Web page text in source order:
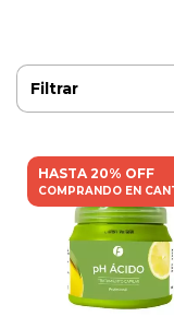
Filtrar
HASTA 20% OFF
COMPRANDO EN